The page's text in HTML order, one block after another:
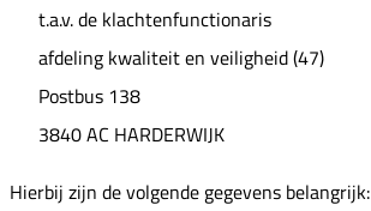
t.a.v. de klachtenfunctionaris
afdeling kwaliteit en veiligheid (47)
Postbus 138
3840 AC HARDERWIJK
Hierbij zijn de volgende gegevens belangrijk: